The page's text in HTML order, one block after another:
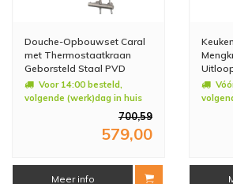
Douche-Opbouwset Caral
met Thermostaatkraan
Geborsteld Staal PVD
Coating
Voor 14:00 besteld,
volgende (werk)dag in huis
700,59
579,00
Meer info